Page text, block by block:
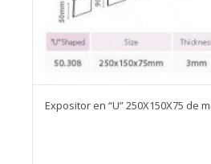
Expositor en “U” 250X150X75 de